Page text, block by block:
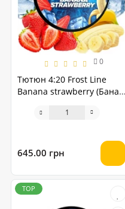
0
Тютюн 4:20 Frost Line
Banana strawberry (Банан
645.00 грн
TOP